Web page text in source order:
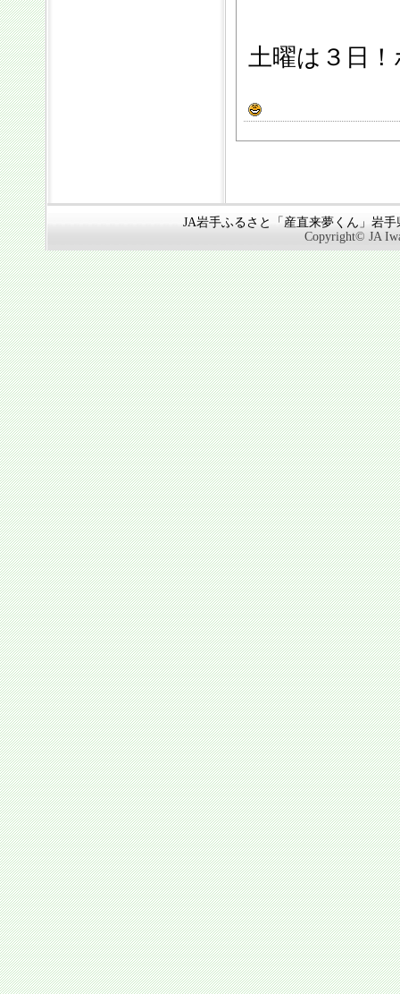
土曜は３日
JA岩手ふるさと「産直来夢くん」岩
Copyright© JA